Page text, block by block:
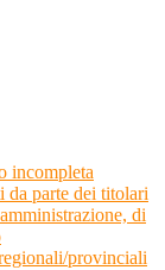
incompleta
da parte dei titolari
di
provinciali